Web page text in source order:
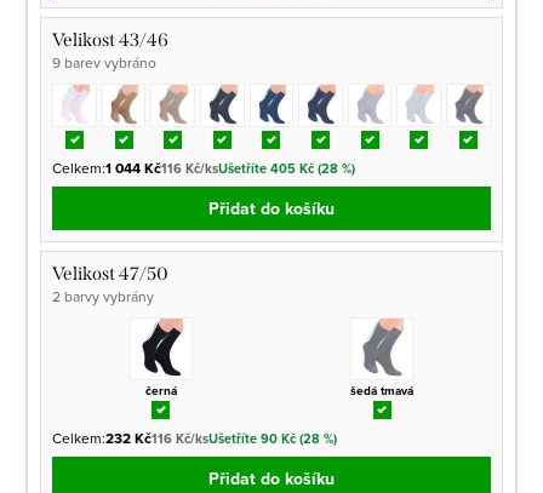
Velikost 43/46
9 barev vybráno
Celkem:1 044 Kč116 Kč/ksUšetříte 405 Kč (28 %)
Přidat do košíku
Velikost 47/50
2 barvy vybrány
černá šedá tmavá
Celkem:232 Kč116 Kč/ksUšetříte 90 Kč (28 %)
Přidat do košíku